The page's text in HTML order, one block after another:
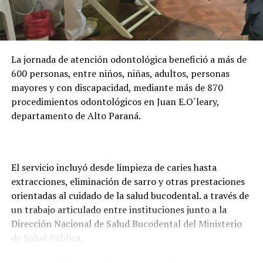
la formación de casi 24.000 becarios activos. Además,
adelantó que la entidad trabaja en una plataforma
digital para facilitar la presentación de documentos y
Asunción o Ciudad del Este para realizar los trámites.
La jornada de atención odontológica benefició a más de
600 personas, entre niños, niñas, adultos, personas
mayores y con discapacidad, mediante más de 870
procedimientos odontológicos en Juan E.O´leary,
departamento de Alto Paraná.
El servicio incluyó desde limpieza de caries hasta
extracciones, eliminación de sarro y otras prestaciones
orientadas al cuidado de la salud bucodental. a través de
un trabajo articulado entre instituciones junto a la
Dirección Nacional de Salud Bucodental del Ministerio
de Salud Pública.